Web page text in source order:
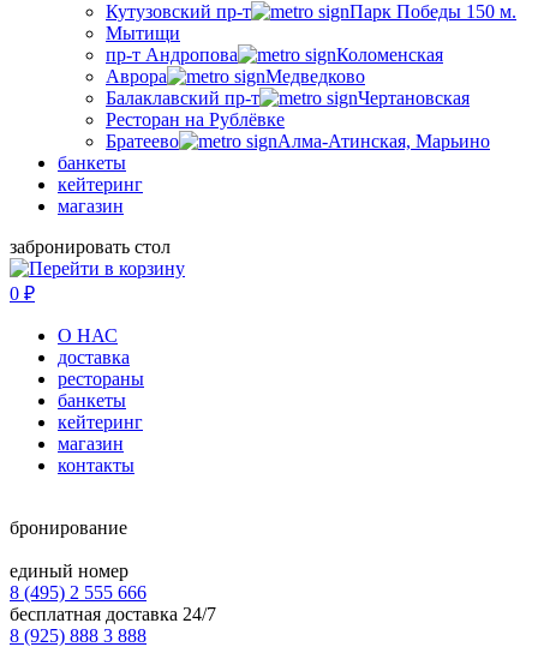
Кутузовский пр-т
Парк Победы 150 м.
Мытищи
пр-т Андропова
Коломенская
Аврора
Медведково
Балаклавский пр-т
Чертановская
Ресторан на Рублёвке
Братеево
Алма-Атинская, Марьино
банкеты
кейтеринг
магазин
забронировать стол
0 ₽
О НАС
доставка
рестораны
банкеты
кейтеринг
магазин
контакты
бронирование
единый номер
8 (495) 2 555 666
бесплатная доставка 24/7
8 (925) 888 3 888